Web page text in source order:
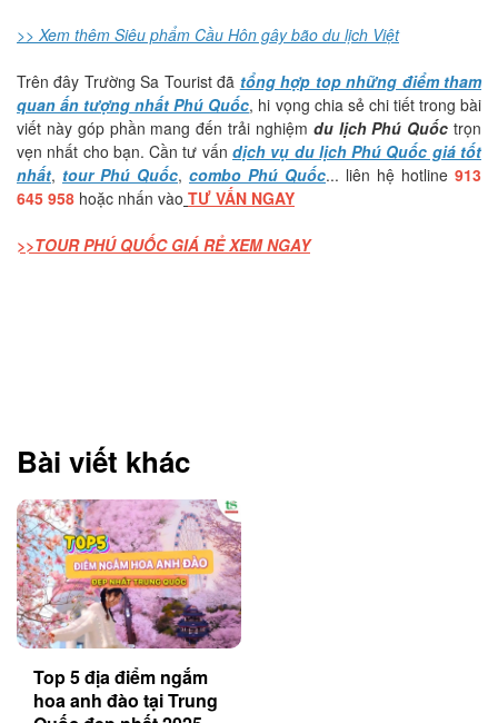
>> Xem thêm Siêu phẩm Cầu Hôn gây bão du lịch Việt
Trên đây Trường Sa Tourist đã tổng hợp top những điểm tham
quan ấn tượng nhất Phú Quốc, hi vọng chia sẻ chi tiết trong bài
viết này góp phần mang đến trải nghiệm du lịch Phú Quốc trọn
vẹn nhất cho bạn. Cần tư vấn dịch vụ du lịch Phú Quốc giá tốt
nhất, tour Phú Quốc, combo Phú Quốc... liên hệ hotline 913
645 958 hoặc nhấn vào TƯ VẤN NGAY
>>TOUR PHÚ QUỐC GIÁ RẺ XEM NGAY
Bài viết khác
Top 5 địa điểm ngắm
hoa anh đào tại Trung